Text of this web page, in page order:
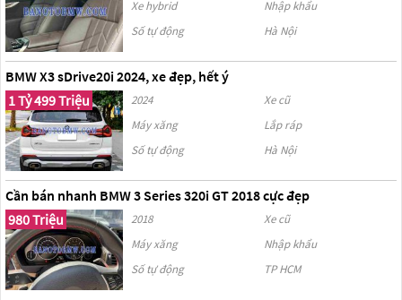
Xe hybrid
Nhập khẩu
Số tự động
Hà Nội
BMW X3 sDrive20i 2024, xe đẹp, hết ý
1 Tỷ 499 Triệu
2024
Xe cũ
Máy xăng
Lắp ráp
Số tự động
Hà Nội
Cần bán nhanh BMW 3 Series 320i GT 2018 cực đẹp
980 Triệu
2018
Xe cũ
Máy xăng
Nhập khẩu
Số tự động
TP HCM